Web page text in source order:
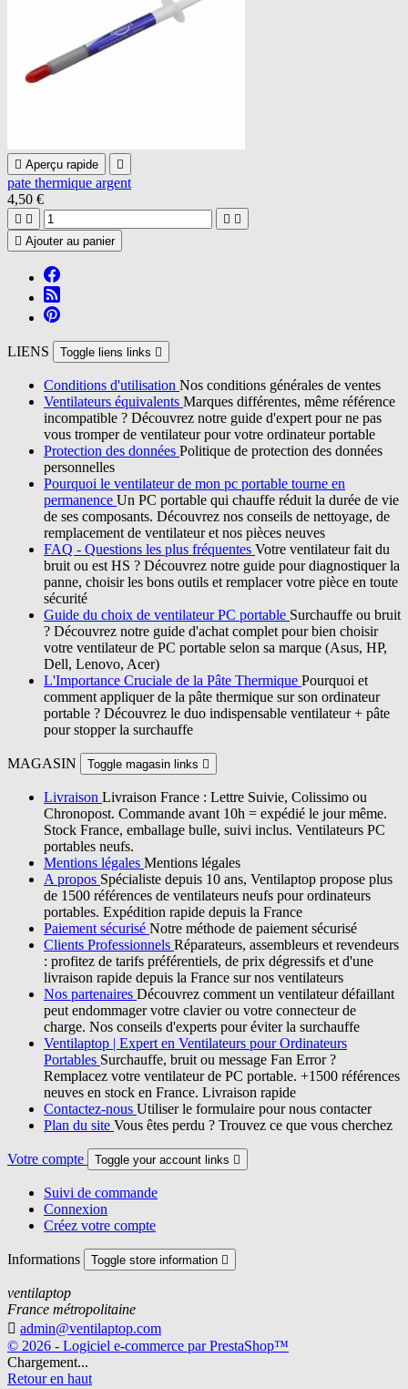
 Aperçu rapide 
pate thermique argent
4,50 €
   
 Ajouter au panier
LIENS Toggle liens links 
Conditions d'utilisation Nos conditions générales de ventes
Ventilateurs équivalents Marques différentes, même référence
incompatible ? Découvrez notre guide d'expert pour ne pas
vous tromper de ventilateur pour votre ordinateur portable
Protection des données Politique de protection des données
personnelles
Pourquoi le ventilateur de mon pc portable tourne en
permanence Un PC portable qui chauffe réduit la durée de vie
de ses composants. Découvrez nos conseils de nettoyage, de
remplacement de ventilateur et nos pièces neuves
FAQ - Questions les plus fréquentes Votre ventilateur fait du
bruit ou est HS ? Découvrez notre guide pour diagnostiquer la
panne, choisir les bons outils et remplacer votre pièce en toute
sécurité
Guide du choix de ventilateur PC portable Surchauffe ou bruit
? Découvrez notre guide d'achat complet pour bien choisir
votre ventilateur de PC portable selon sa marque (Asus, HP,
Dell, Lenovo, Acer)
L'Importance Cruciale de la Pâte Thermique Pourquoi et
comment appliquer de la pâte thermique sur son ordinateur
portable ? Découvrez le duo indispensable ventilateur + pâte
pour stopper la surchauffe
MAGASIN Toggle magasin links 
Livraison Livraison France : Lettre Suivie, Colissimo ou
Chronopost. Commande avant 10h = expédié le jour même.
Stock France, emballage bulle, suivi inclus. Ventilateurs PC
portables neufs.
Mentions légales Mentions légales
A propos Spécialiste depuis 10 ans, Ventilaptop propose plus
de 1500 références de ventilateurs neufs pour ordinateurs
portables. Expédition rapide depuis la France
Paiement sécurisé Notre méthode de paiement sécurisé
Clients Professionnels Réparateurs, assembleurs et revendeurs
: profitez de tarifs préférentiels, de prix dégressifs et d'une
livraison rapide depuis la France sur nos ventilateurs
Nos partenaires Découvrez comment un ventilateur défaillant
peut endommager votre clavier ou votre connecteur de
charge. Nos conseils d'experts pour éviter la surchauffe
Ventilaptop | Expert en Ventilateurs pour Ordinateurs
Portables Surchauffe, bruit ou message Fan Error ?
Remplacez votre ventilateur de PC portable. +1500 références
neuves en stock en France. Livraison rapide
Contactez-nous Utiliser le formulaire pour nous contacter
Plan du site Vous êtes perdu ? Trouvez ce que vous cherchez
Votre compte Toggle your account links 
Suivi de commande
Connexion
Créez votre compte
Informations Toggle store information 
ventilaptop
France métropolitaine
 admin@ventilaptop.com
© 2026 - Logiciel e-commerce par PrestaShop™
Chargement...
Retour en haut